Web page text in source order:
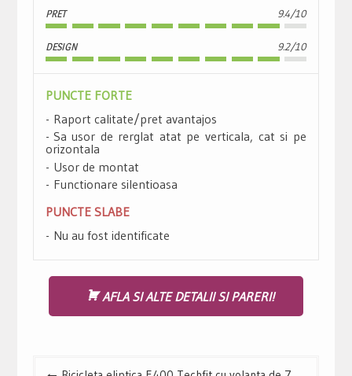
PRET 9.4/10
DESIGN 9.2/10
PUNCTE FORTE
Raport calitate/pret avantajos
Sa usor de rerglat atat pe verticala, cat si pe
orizontala
Usor de montat
Functionare silentioasa
PUNCTE SLABE
Nu au fost identificate
AFLA SI ALTE DETALII SI PARERI!
Navigare